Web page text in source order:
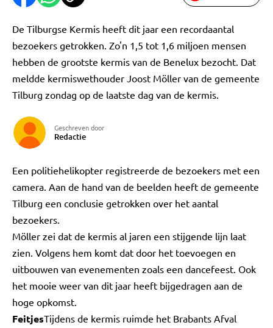
De Tilburgse Kermis heeft dit jaar een recordaantal
bezoekers getrokken. Zo'n 1,5 tot 1,6 miljoen mensen
hebben de grootste kermis van de Benelux bezocht. Dat
meldde kermiswethouder Joost Möller van de gemeente
Tilburg zondag op de laatste dag van de kermis.
Geschreven door
Redactie
Een politiehelikopter registreerde de bezoekers met een
camera. Aan de hand van de beelden heeft de gemeente
Tilburg een conclusie getrokken over het aantal
bezoekers.
Möller zei dat de kermis al jaren een stijgende lijn laat
zien. Volgens hem komt dat door het toevoegen en
uitbouwen van evenementen zoals een dancefeest. Ook
het mooie weer van dit jaar heeft bijgedragen aan de
hoge opkomst.
FeitjesTijdens de kermis ruimde het Brabants Afval